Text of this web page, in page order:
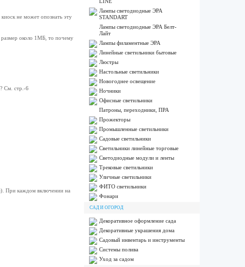
не может опознать эту
около 1MБ, то почему
См. стр.-6
При каждом включении на
Лампы светодиодные ЭРА
STANDART
Лампы светодиодные ЭРА Белт-
Лайт
Лампы филаментные ЭРА
Линейные светильники бытовые
Люстры
Настольные светильники
Новогоднее освещение
Ночники
Офисные светильники
Патроны, переходники, ПРА
Прожекторы
Промышленные светильники
Садовые светильники
Светильники линейные торговые
Светодиодные модули и ленты
Трековые светильники
Уличные светильники
ФИТО светильники
Фонари
САД И ОГОРОД
Декоративное оформление сада
Декоративные украшения дома
Садовый инвентарь и инструменты
Системы полива
Уход за садом